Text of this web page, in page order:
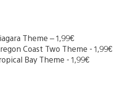
Theme – 1,99€
Coast Two Theme - 1,99€
Bay Theme - 1,99€